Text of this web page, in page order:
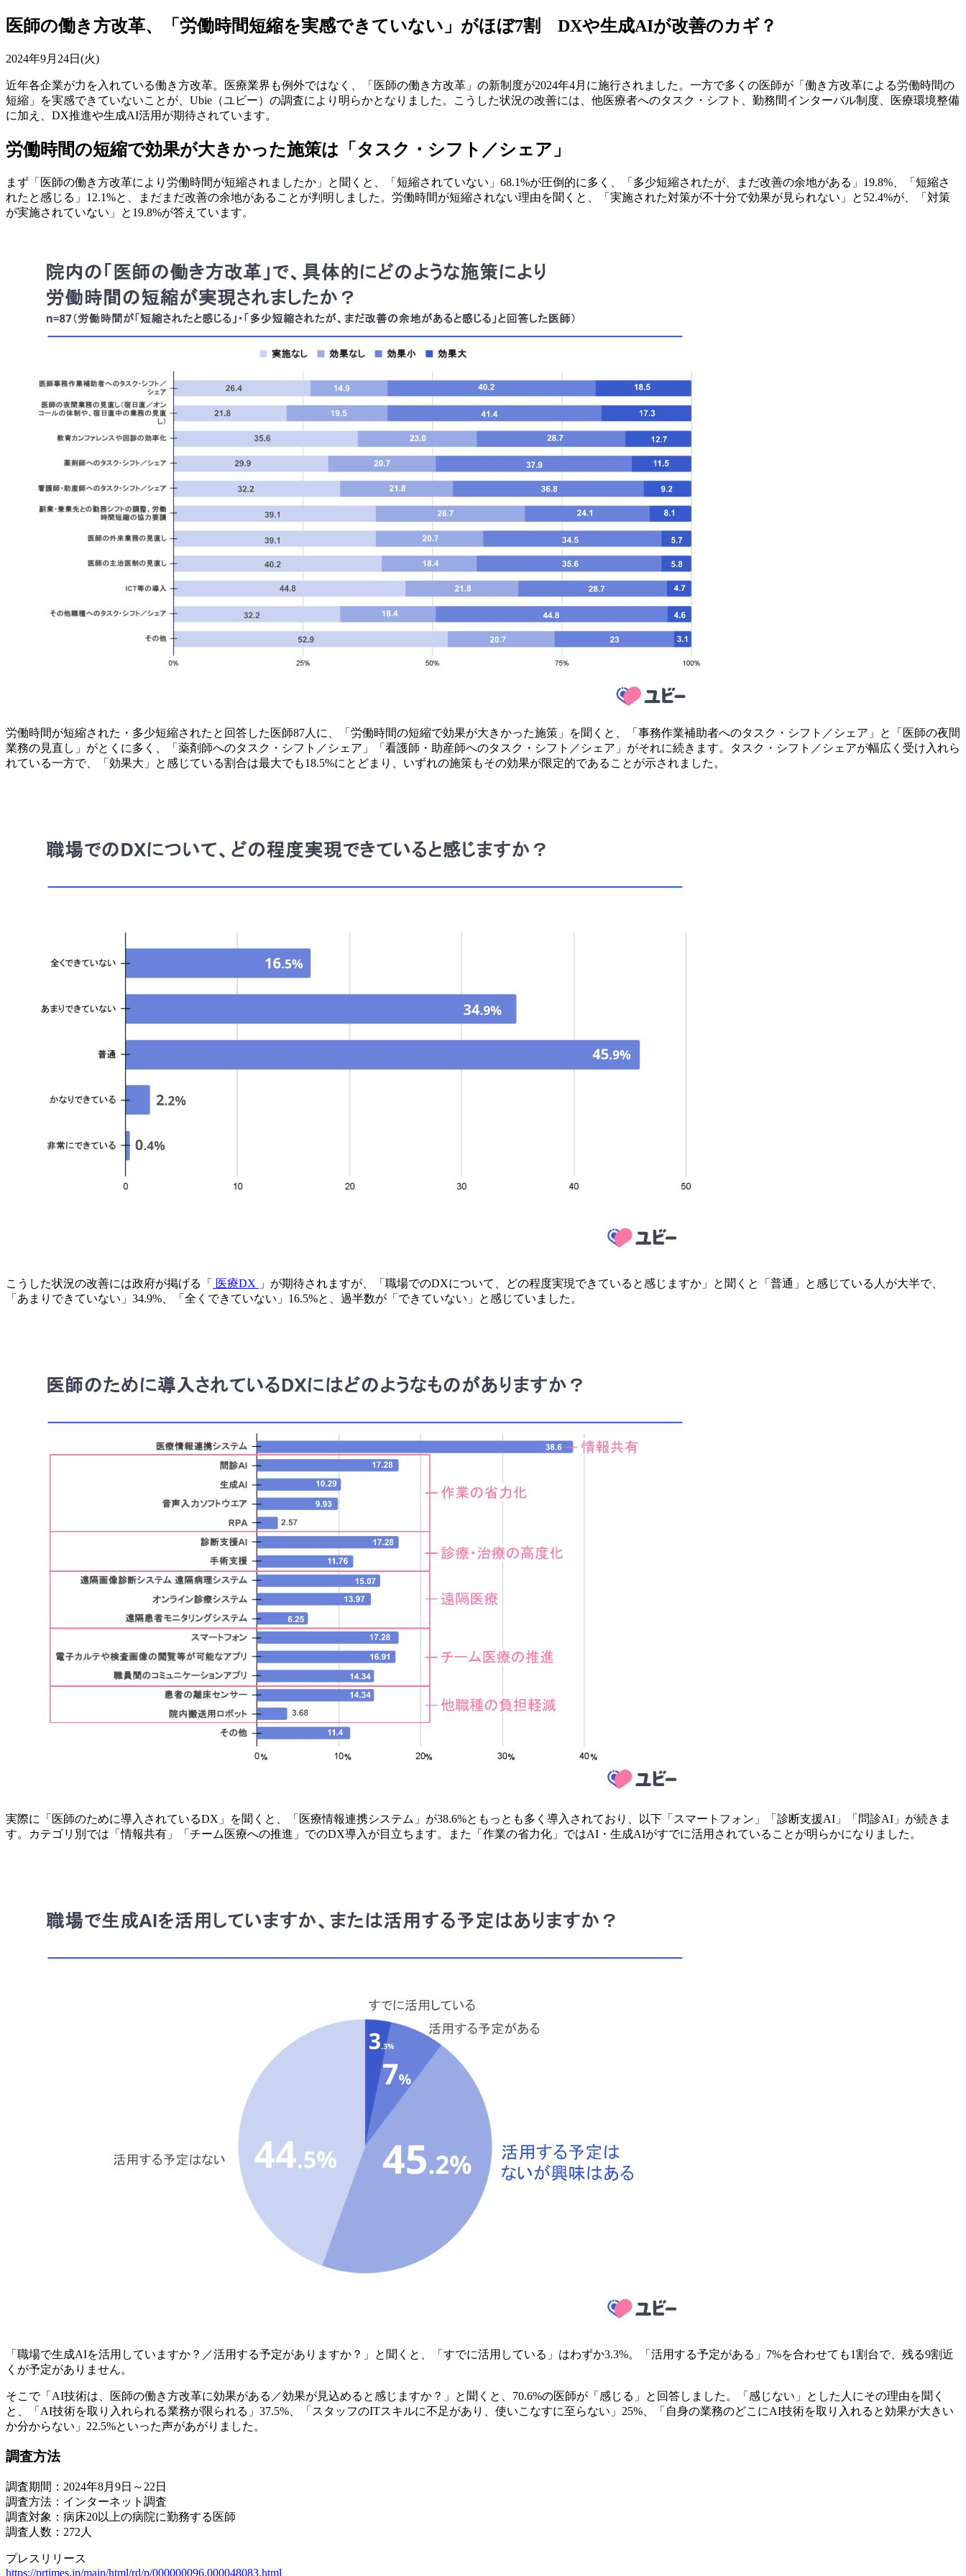
医師の働き方改革、「労働時間短縮を実感できていない」がほぼ7割 DXや生成AIが改善のカギ？
2024年9月24日(火)
近年各企業が力を入れている働き方改革。医療業界も例外ではなく、「医師の働き方改革」の新制度が2024年4月に施行されました。一方で多くの医師が「働き方改革による労働時間の
短縮」を実感できていないことが、Ubie（ユビー）の調査により明らかとなりました。こうした状況の改善には、他医療者へのタスク・シフト、勤務間インターバル制度、医療環境整備
に加え、DX推進や生成AI活用が期待されています。
労働時間の短縮で効果が大きかった施策は「タスク・シフト／シェア」
まず「医師の働き方改革により労働時間が短縮されましたか」と聞くと、「短縮されていない」68.1%が圧倒的に多く、「多少短縮されたが、まだ改善の余地がある」19.8%、「短縮さ
れたと感じる」12.1%と、まだまだ改善の余地があることが判明しました。労働時間が短縮されない理由を聞くと、「実施された対策が不十分で効果が見られない」と52.4%が、「対策
が実施されていない」と19.8%が答えています。
労働時間が短縮された・多少短縮されたと回答した医師87人に、「労働時間の短縮で効果が大きかった施策」を聞くと、「事務作業補助者へのタスク・シフト／シェア」と「医師の夜間
業務の見直し」がとくに多く、「薬剤師へのタスク・シフト／シェア」「看護師・助産師へのタスク・シフト／シェア」がそれに続きます。タスク・シフト／シェアが幅広く受け入れら
れている一方で、「効果大」と感じている割合は最大でも18.5%にとどまり、いずれの施策もその効果が限定的であることが示されました。
こうした状況の改善には政府が掲げる「 医療DX 」が期待されますが、「職場でのDXについて、どの程度実現できていると感じますか」と聞くと「普通」と感じている人が大半で、
「あまりできていない」34.9%、「全くできていない」16.5%と、過半数が「できていない」と感じていました。
実際に「医師のために導入されているDX」を聞くと、「医療情報連携システム」が38.6%ともっとも多く導入されており、以下「スマートフォン」「診断支援AI」「問診AI」が続きま
す。カテゴリ別では「情報共有」「チーム医療への推進」でのDX導入が目立ちます。また「作業の省力化」ではAI・生成AIがすでに活用されていることが明らかになりました。
「職場で生成AIを活用していますか？／活用する予定がありますか？」と聞くと、「すでに活用している」はわずか3.3%。「活用する予定がある」7%を合わせても1割台で、残る9割近
くが予定がありません。
そこで「AI技術は、医師の働き方改革に効果がある／効果が見込めると感じますか？」と聞くと、70.6%の医師が「感じる」と回答しました。「感じない」とした人にその理由を聞く
と、「AI技術を取り入れられる業務が限られる」37.5%、「スタッフのITスキルに不足があり、使いこなすに至らない」25%、「自身の業務のどこにAI技術を取り入れると効果が大きい
か分からない」22.5%といった声があがりました。
調査方法
調査期間：2024年8月9日～22日
調査方法：インターネット調査
調査対象：病床20以上の病院に勤務する医師
調査人数：272人
プレスリリース
https://prtimes.jp/main/html/rd/p/000000096.000048083.html